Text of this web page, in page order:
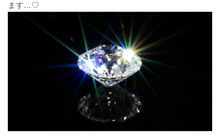
ます…♡